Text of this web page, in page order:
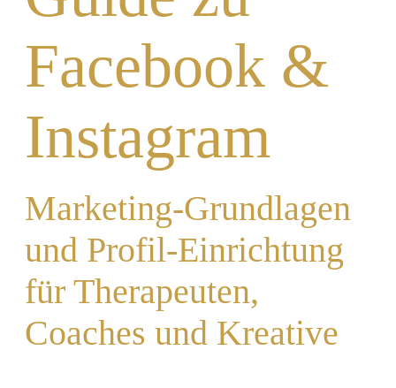
Facebook &
Instagram
Marketing-Grundlagen
und Profil-Einrichtung
für Therapeuten,
Coaches und Kreative